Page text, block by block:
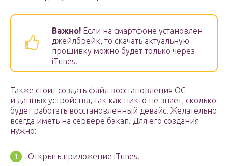
Важно! Если на смартфоне установлен
джейлбрейк, то скачать актуальную
прошивку можно будет только через
iTunes.
Также стоит создать файл восстановления ОС
и данных устройства, так как никто не знает, сколько
будет работать восстановленный девайс. Желательно
всегда иметь на сервере бэкап. Для его создания
нужно:
Открыть приложение iTunes.